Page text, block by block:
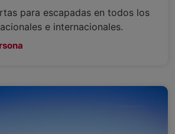
para escapadas en todos los
e internacionales.